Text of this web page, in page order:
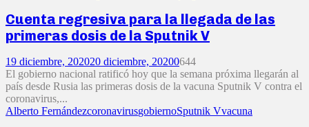
Cuenta regresiva para la llegada de las
primeras dosis de la Sputnik V
19 diciembre, 202020 diciembre, 20200644
El gobierno nacional ratificó hoy que la semana próxima llegarán al
país desde Rusia las primeras dosis de la vacuna Sputnik V contra el
coronavirus,...
Alberto FernándezcoronavirusgobiernoSputnik Vvacuna